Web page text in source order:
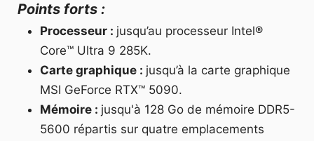
Points forts :
Processeur : jusqu’au processeur Intel®
Core™ Ultra 9 285K.
Carte graphique : jusqu’à la carte graphique
MSI GeForce RTX™ 5090.
Mémoire : jusqu'à 128 Go de mémoire DDR5-
5600 répartis sur quatre emplacements